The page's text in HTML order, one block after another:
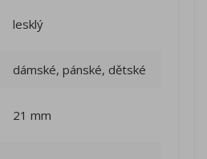
lesklý
dámské, pánské, dětské
21 mm